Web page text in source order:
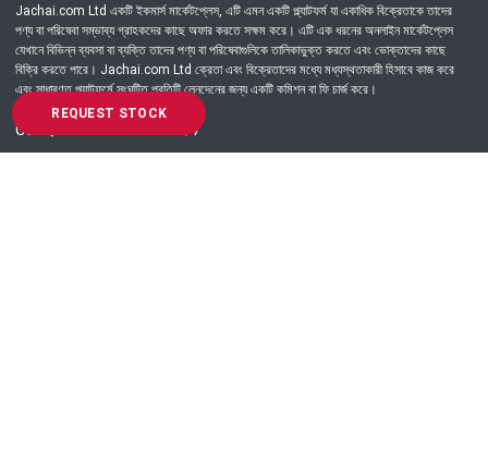
REQUEST STOCK
Jachai.com Ltd একটি ইকমার্স মার্কেটপ্লেস, এটি এমন একটি প্ল্যাটফর্ম যা একাধিক বিক্রেতাকে তাদের
পণ্য বা পরিষেবা সম্ভাব্য গ্রাহকদের কাছে অফার করতে সক্ষম করে। এটি এক ধরনের অনলাইন মার্কেটপ্লেস
যেখানে বিভিন্ন ব্যবসা বা ব্যক্তি তাদের পণ্য বা পরিষেবাগুলিকে তালিকাভুক্ত করতে এবং ভোক্তাদের কাছে
বিক্রি করতে পারে। Jachai.com Ltd ক্রেতা এবং বিক্রেতাদের মধ্যে মধ্যস্থতাকারী হিসাবে কাজ করে
এবং সাধারণত প্ল্যাটফর্মে সংঘটিত প্রতিটি লেনদেনের জন্য একটি কমিশন বা ফি চার্জ করে।
Got Question? Call us 24/7